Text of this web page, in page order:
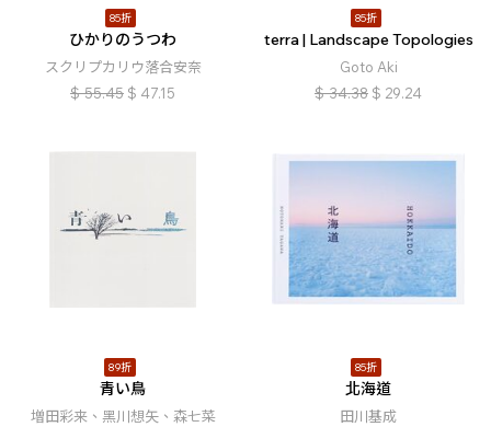
85折
ひかりのうつわ
スクリプカリウ落合安奈
$ 55.45 $ 47.15
85折
terra | Landscape Topologies
Goto Aki
$ 34.38 $ 29.24
89折
青い鳥
増田彩来、黑川想矢、森七菜
85折
北海道
田川基成